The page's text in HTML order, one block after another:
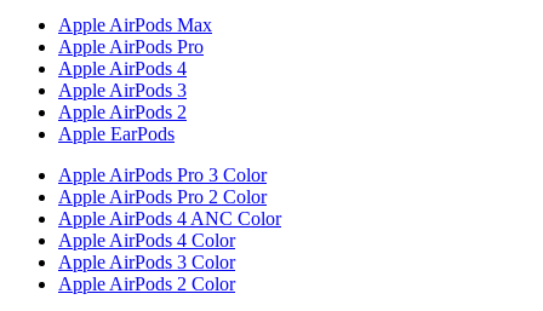
Apple AirPods Max
Apple AirPods Pro
Apple AirPods 4
Apple AirPods 3
Apple AirPods 2
Apple EarPods
Apple AirPods Pro 3 Color
Apple AirPods Pro 2 Color
Apple AirPods 4 ANC Color
Apple AirPods 4 Color
Apple AirPods 3 Color
Apple AirPods 2 Color